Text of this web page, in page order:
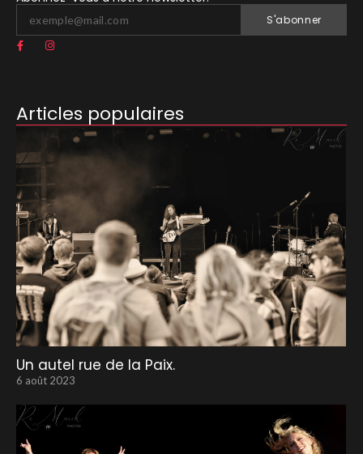
S'abonner
Articles populaires
Un autel rue de la Paix.
6 août 2023